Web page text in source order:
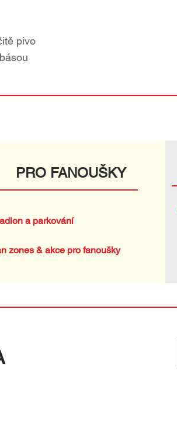
pivo
PRO FANOUŠKY
a parkování
zones & akce pro fanoušky